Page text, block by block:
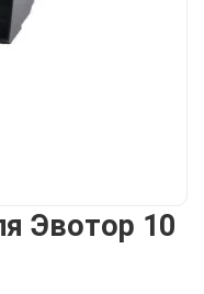
Эвотор 10